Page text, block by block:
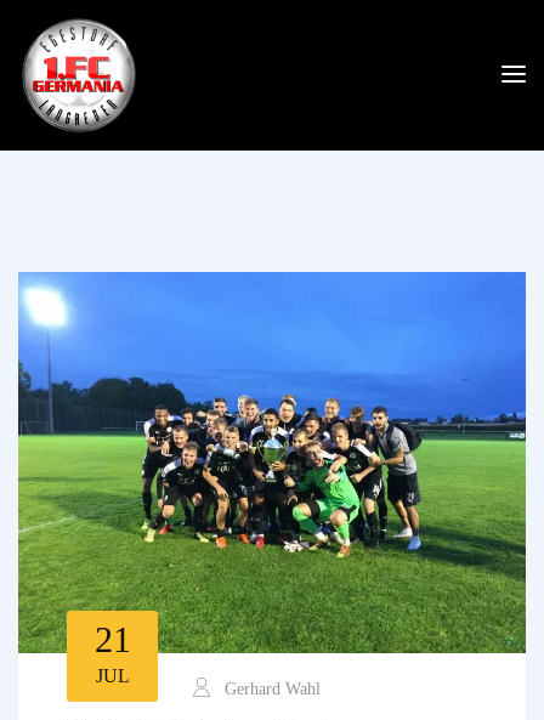
21
JUL
Gerhard Wahl